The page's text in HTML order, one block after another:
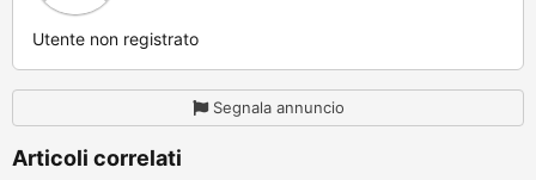
Utente non registrato
Segnala annuncio
Articoli correlati